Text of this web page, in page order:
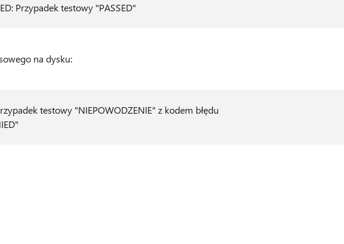
Przypadek testowy "PASSED"
na dysku:
testowy "NIEPOWODZENIE" z kodem błędu